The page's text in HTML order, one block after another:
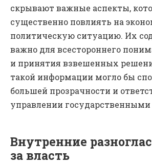
скрывают важные аспекты,
существенно повлиять на
политическую ситуацию. Их
важно для всестороннего
и принятия взвешенных
такой информации могло бы
большей прозрачности и
управлении
Внутренние
за власть